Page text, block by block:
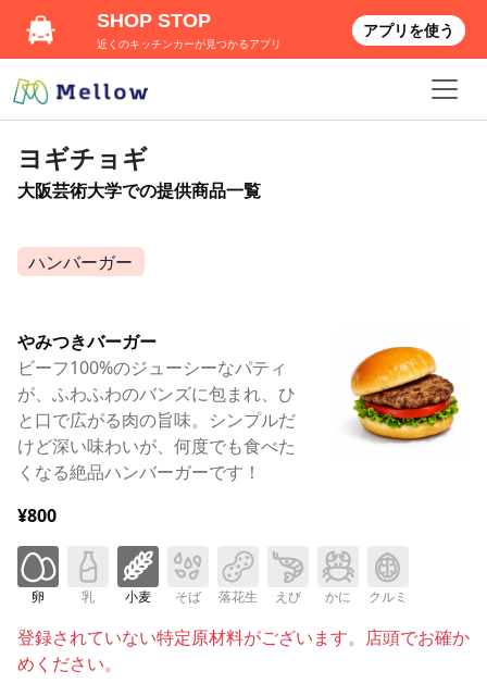
ヨギチョギ
大阪芸術大学での提供商品一覧
ハンバーガー
やみつきバーガー
ビーフ100%のジューシーなパティ
が、ふわふわのバンズに包まれ、ひ
と口で広がる肉の旨味。シンプルだ
けど深い味わいが、何度でも食べた
くなる絶品ハンバーガーです！
¥800
卵 乳 小麦 そば 落花生 えび かに クルミ
登録されていない特定原材料がございます。店頭でお確か
めください。
SHOP STOP
近くのキッチンカーが見つかるアプリ
アプリを使う